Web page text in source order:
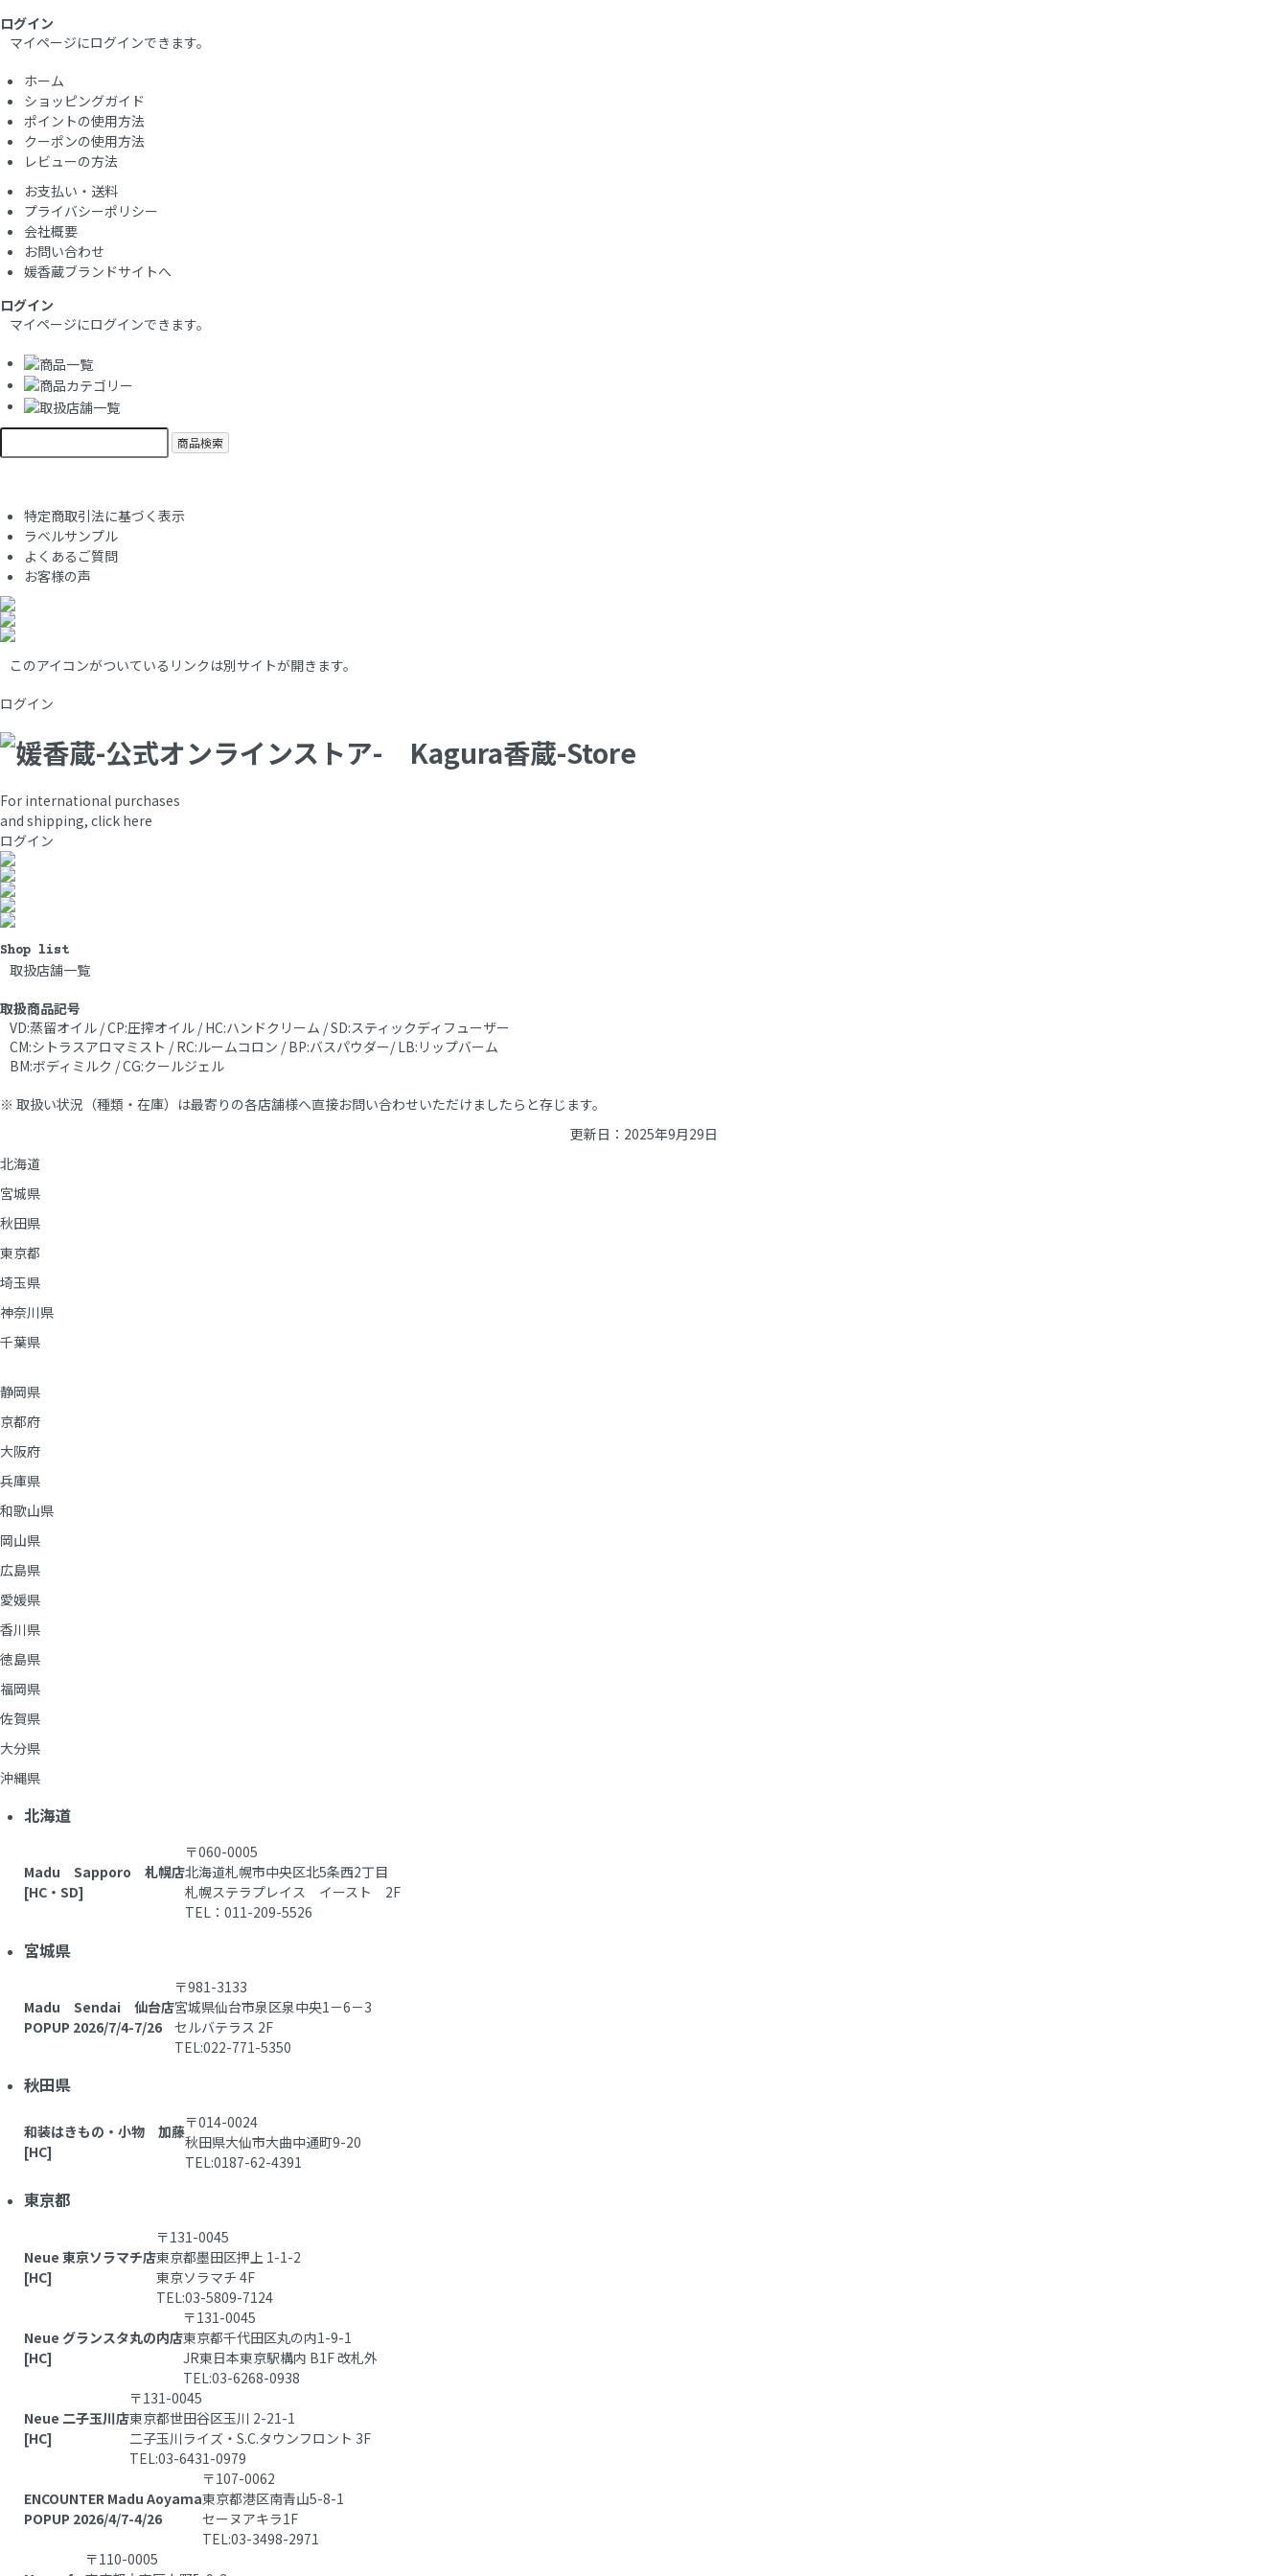
ログイン
マイページにログインできます。
ホーム
ショッピングガイド
ポイントの使用方法
クーポンの使用方法
レビューの方法
お支払い・送料
プライバシーポリシー
会社概要
お問い合わせ
媛香蔵ブランドサイトへ
ログイン
マイページにログインできます。
商品検索
特定商取引法に基づく表示
ラベルサンプル
よくあるご質問
お客様の声
このアイコンがついているリンクは別サイトが開きます。
ログイン
For international purchases
and shipping, click here
ログイン
Shop list
取扱店舗一覧
取扱商品記号
VD:蒸留オイル / CP:圧搾オイル / HC:ハンドクリーム / SD:スティックディフューザー
CM:シトラスアロマミスト / RC:ルームコロン / BP:バスパウダー/ LB:リップバーム
BM:ボディミルク / CG:クールジェル
※ 取扱い状況（種類・在庫）は最寄りの各店舗様へ直接お問い合わせいただけましたらと存じます。
更新日：2025年9月29日
北海道
宮城県
秋田県
東京都
埼玉県
神奈川県
千葉県
静岡県
京都府
大阪府
兵庫県
和歌山県
岡山県
広島県
愛媛県
香川県
徳島県
福岡県
佐賀県
大分県
沖縄県
北海道
Madu Sapporo 札幌店
[HC・SD]
〒060-0005
北海道札幌市中央区北5条西2丁目
札幌ステラプレイス イースト 2F
TEL：011-209-5526
宮城県
Madu Sendai 仙台店
POPUP 2026/7/4-7/26
〒981-3133
宮城県仙台市泉区泉中央1－6－3
セルバテラス 2F
TEL:022-771-5350
秋田県
和装はきもの・小物 加藤
[HC]
〒014-0024
秋田県大仙市大曲中通町9-20
TEL:0187-62-4391
東京都
Neue 東京ソラマチ店
[HC]
〒131-0045
東京都墨田区押上 1-1-2
東京ソラマチ 4F
TEL:03-5809-7124
Neue グランスタ丸の内店
[HC]
〒131-0045
東京都千代田区丸の内1-9-1
JR東日本東京駅構内 B1F 改札外
TEL:03-6268-0938
Neue 二子玉川店
[HC]
〒131-0045
東京都世田谷区玉川 2-21-1
二子玉川ライズ・S.C.タウンフロント 3F
TEL:03-6431-0979
ENCOUNTER Madu Aoyama
POPUP 2026/4/7-4/26
〒107-0062
東京都港区南青山5-8-1
セーヌアキラ1F
TEL:03-3498-2971
〒110-0005